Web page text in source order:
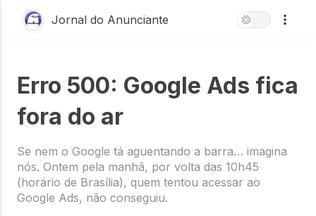
Jornal do Anunciante
Erro 500: Google Ads fica
fora do ar
Se nem o Google tá aguentando a barra… imagina
nós. Ontem pela manhã, por volta das 10h45
(horário de Brasília), quem tentou acessar ao
Google Ads, não conseguiu.